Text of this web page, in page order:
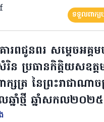
ទទួលពាក្យ
ពជូនពរ សម្ដេចអគ្គ
ន ប្រធានកិត្តិយសឧត្តម
ក្សត្រ នៃព្រះរាជាណាច
ឆ្នាំថ្មី ឆ្នាំសកល២០២៥